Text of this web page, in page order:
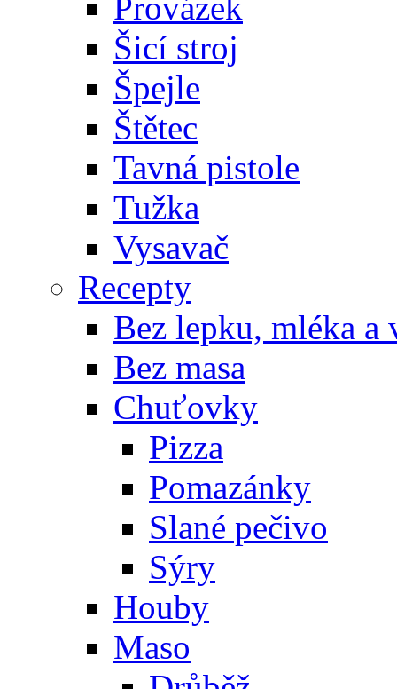
Šicí stroj
Špejle
Štětec
Tavná pistole
Tužka
Vysavač
Recepty
Bez lepku, mléka a
Bez masa
Chuťovky
Pizza
Pomazánky
Slané pečivo
Sýry
Houby
Maso